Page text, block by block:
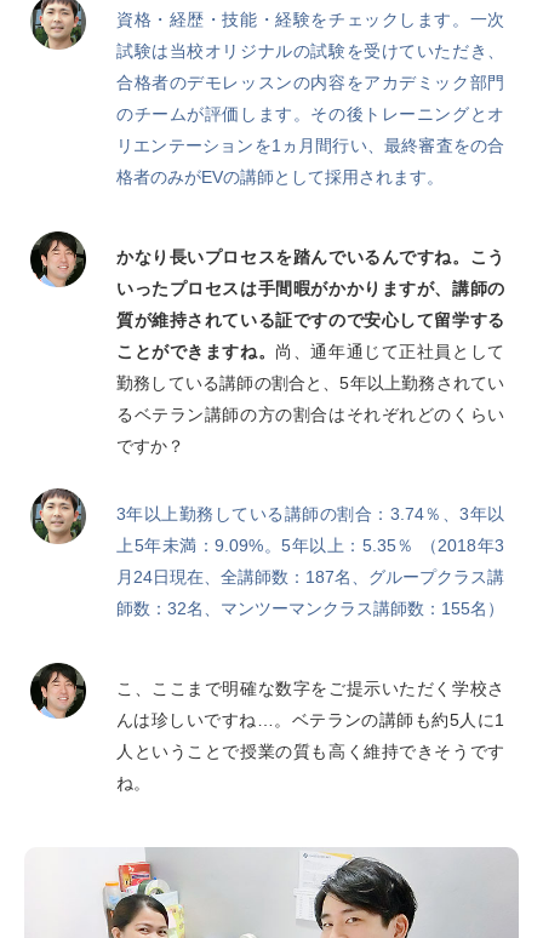
資格・経歴・技能・経験をチェックします。一次
試験は当校オリジナルの試験を受けていただき、
合格者のデモレッスンの内容をアカデミック部門
のチームが評価します。その後トレーニングとオ
リエンテーションを1ヵ月間行い、最終審査をの合
格者のみがEVの講師として採用されます。
かなり長いプロセスを踏んでいるんですね。こう
いったプロセスは手間暇がかかりますが、講師の
質が維持されている証ですので安心して留学する
ことができますね。 尚、通年通じて正社員として
勤務している講師の割合と、5年以上勤務されてい
るベテラン講師の方の割合はそれぞれどのくらい
ですか？
3年以上勤務している講師の割合：3.74％、3年以
上5年未満：9.09%。5年以上：5.35％ （2018年3
月24日現在、全講師数：187名、グループクラス講
師数：32名、マンツーマンクラス講師数：155名）
こ、ここまで明確な数字をご提示いただく学校さ
んは珍しいですね…。ベテランの講師も約5人に1
人ということで授業の質も高く維持できそうです
ね。